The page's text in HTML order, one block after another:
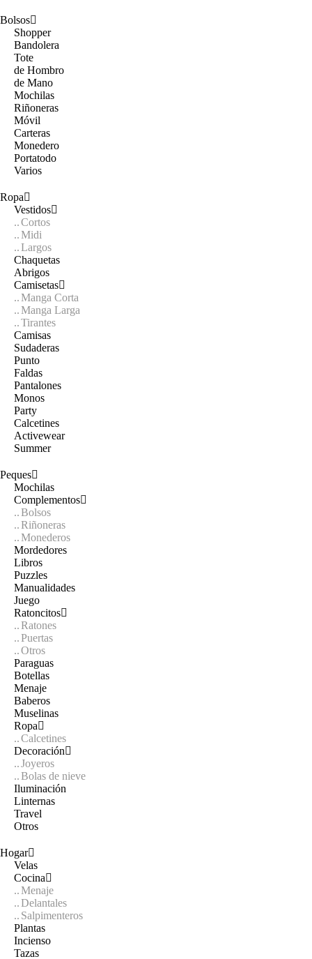
Bolsos
Shopper
Bandolera
Tote
de Hombro
de Mano
Mochilas
Riñoneras
Móvil
Carteras
Monedero
Portatodo
Varios
Ropa
Vestidos
Cortos
Midi
Largos
Chaquetas
Abrigos
Camisetas
Manga Corta
Manga Larga
Tirantes
Camisas
Sudaderas
Punto
Faldas
Pantalones
Monos
Party
Calcetines
Activewear
Summer
Peques
Mochilas
Complementos
Bolsos
Riñoneras
Monederos
Mordedores
Libros
Puzzles
Manualidades
Juego
Ratoncitos
Ratones
Puertas
Otros
Paraguas
Botellas
Menaje
Baberos
Muselinas
Ropa
Calcetines
Decoración
Joyeros
Bolas de nieve
Iluminación
Linternas
Travel
Otros
Hogar
Velas
Cocina
Menaje
Delantales
Salpimenteros
Plantas
Incienso
Tazas